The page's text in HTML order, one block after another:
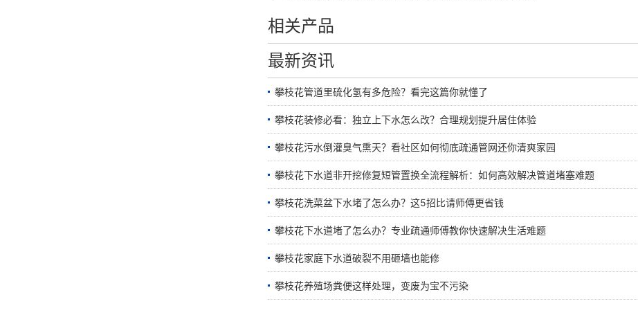
相关产品
最新资讯
攀枝花管道里硫化氢有多危险？看完这篇你就懂了
攀枝花装修必看：独立上下水怎么改？合理规划提升居住体验
攀枝花污水倒灌臭气熏天？看社区如何彻底疏通管网还你清爽家园
攀枝花下水道非开挖修复短管置换全流程解析：如何高效解决管道堵塞难题
攀枝花洗菜盆下水堵了怎么办？这5招比请师傅更省钱
攀枝花下水道堵了怎么办？专业疏通师傅教你快速解决生活难题
攀枝花家庭下水道破裂不用砸墙也能修
攀枝花养殖场粪便这样处理，变废为宝不污染